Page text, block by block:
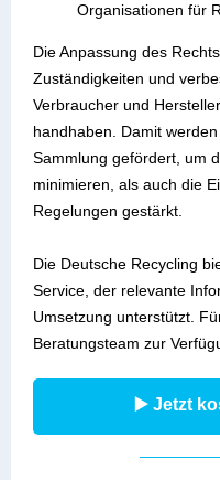
Organisationen für
Die Anpassung des
Zuständigkeiten und
Verbraucher und
handhaben. Damit
Sammlung gefördert, um
minimieren, als auch die
Regelungen gestärkt.
Die Deutsche Recycling
Service, der relevante
Umsetzung unterstützt.
Beratungsteam zur
▶️ Jetzt